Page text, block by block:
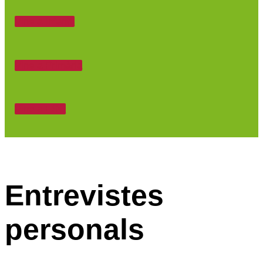
Entrevistes
personals